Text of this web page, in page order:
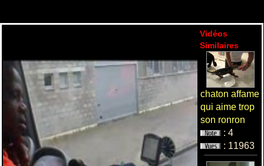
Vidéos
Similaires
chaton affame
qui aime trop
son ronron
: 4
: 11963